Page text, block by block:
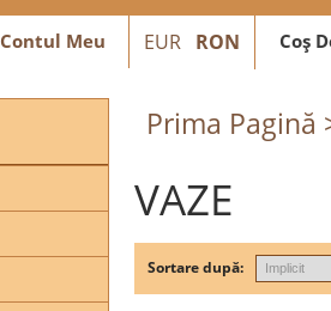
Contul Meu EUR RON Coş
Prima Pagină
VAZE
Sortare după: